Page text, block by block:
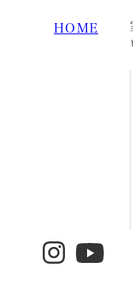
HOME